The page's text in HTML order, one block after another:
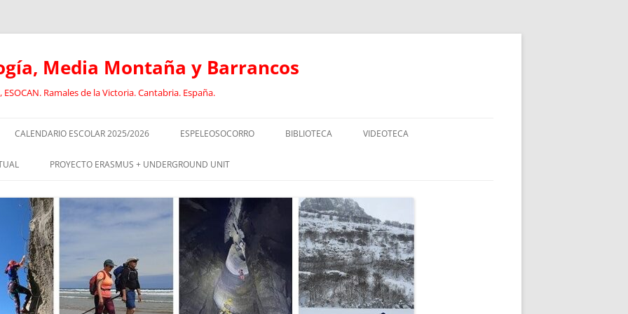
Media Montaña y Barrancos
Ramales de la Victoria. Cantabria. España.
CALENDARIO ESCOLAR 2025/2026 ESPELEOSOCORRO
RECORRIDO FORMATIVO DE
SOCORRISTAS I
SOCORRISTAS II
BIBLIOTECA
CAVIDADES
DEPORTE ADAPTADO Y
DISCAPACIDAD
GEOLOGIA
VIDEOTECA
PROYECTO ERASMUS + UNDERGROUND UNIT
DEPORTISTAS CON DISCAPACIDAD
EN EL MEDIO NATURAL
ESPELEOLOGÍA INCLUSIVA
EQUIPO JÓVENES ESPELEÓLOGOS.